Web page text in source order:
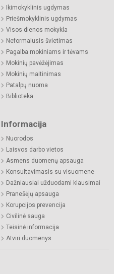
Ikimokyklinis ugdymas
Priešmokyklinis ugdymas
Visos dienos mokykla
Neformalusis švietimas
Pagalba mokiniams ir tėvams
Mokinių pavėžėjimas
Mokinių maitinimas
Patalpų nuoma
Biblioteka
Informacija
Nuorodos
Laisvos darbo vietos
Asmens duomenų apsauga
Konsultavimasis su visuomene
Dažniausiai užduodami klausimai
Pranešėjų apsauga
Korupcijos prevencija
Civilinė sauga
Teisinė informacija
Atviri duomenys